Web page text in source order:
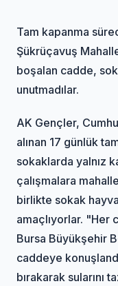
Tam kapanma
Şükrüçavuş
boşalan cadde,
unutmadılar.
AK Gençler,
alınan 17 günlük
sokaklarda yalnız
çalışmalara
birlikte sokak
amaçlıyorlar. "Her
Bursa Büyükşehir
caddeye
bırakarak sularını